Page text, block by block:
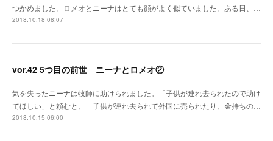
つかめました。ロメオとニーナはとても顔がよく似ていました。ある日、…
2018.10.18 08:07
vor.42 5つ目の前世 ニーナとロメオ②
気を失ったニーナは牧師に助けられました。「子供が連れ去られたので助け
てほしい」と頼むと、「子供が連れ去られて外国に売られたり、金持ちの…
2018.10.15 06:00